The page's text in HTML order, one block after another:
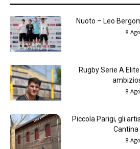
Nuoto – Leo
8
Rugby Serie A
8
Piccola Parigi, gli
Cantina
8